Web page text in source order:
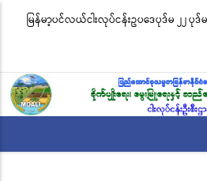
အဓိက
အကြောင်းအရာ
မည်
မြန်မာ့ပင်လယ်ငါးလုပ်ငန်းဥပဒေပုဒ်မ ၂၂ ပု
ကိရိယာအမျိုးအစားအလိုက် လိုင်စင်ခနှုန်းထာ